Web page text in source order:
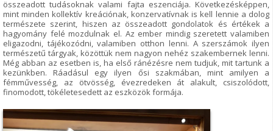
összeadott tudásoknak valami fajta eszenciája. Következésképpen,
mint minden kollektív kreációnak, konzervatívnak is kell lennie a dolog
természete szerint, hiszen az összeadott gondolatok és értékek a
hagyomány felé mozdulnak el. Az ember mindig szeretett valamiben
eligazodni, tájékozódni, valamiben otthon lenni. A szerszámok ilyen
természetű tárgyak, közöttük nem nagyon nehéz szakembernek lenni.
Még abban az esetben is, ha első ránézésre nem tudjuk, mit tartunk a
kezünkben. Ráadásul egy ilyen ősi szakmában, mint amilyen a
fémművesség, az ötvösség, évezredeken át alakult, csiszolódott,
finomodott, tökéletesedett az eszközök formája.